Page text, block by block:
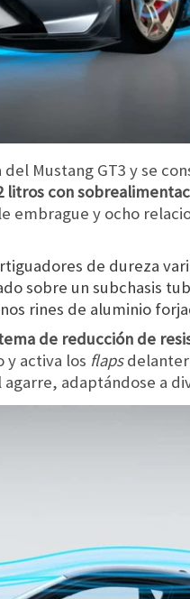
Mustang GT3 y se
litros con
embrague y ocho
de dureza
sobre un subchasis
rines de aluminio
de reducción de
y activa los flaps
agarre, adaptándose a